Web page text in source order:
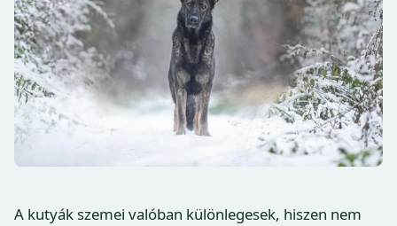
A kutyák szemei valóban különlegesek, hiszen nem